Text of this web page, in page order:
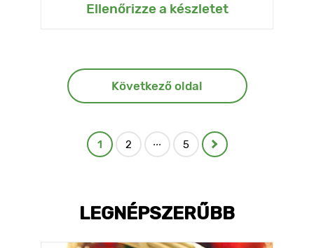
Ellenőrizze a készletet
Következő oldal
1 2 ... 5
LEGNÉPSZERŰBB